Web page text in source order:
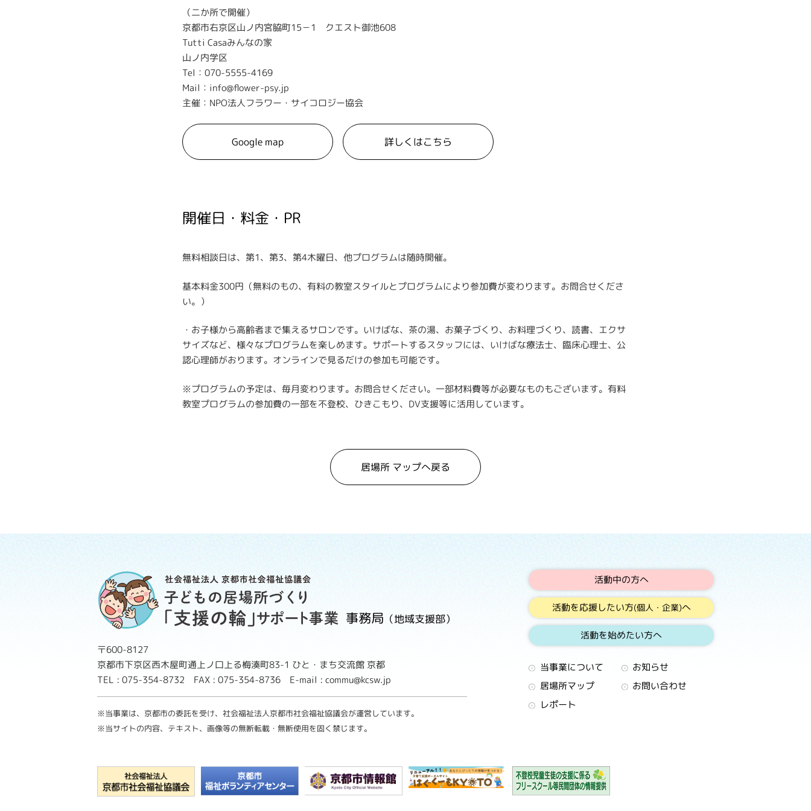
（二か所で開催）
京都市右京区山ノ内宮脇町15－1 クエスト御池608
Tutti Casaみんなの家
山ノ内学区
Tel：070-5555-4169
Mail：info@flower-psy.jp
主催：NPO法人フラワー・サイコロジー協会
Google map 詳しくはこちら
開催日・料金・PR
無料相談日は、第1、第3、第4木曜日、他プログラムは随時開催。
基本料金300円（無料のもの、有料の教室スタイルとプログラムにより参加費が変わります。お問合せくださ
い。）
・お子様から高齢者まで集えるサロンです。いけばな、茶の湯、お菓子づくり、お料理づくり、読書、エクサ
サイズなど、様々なプログラムを楽しめます。サポートするスタッフには、いけばな療法士、臨床心理士、公
認心理師がおります。オンラインで見るだけの参加も可能です。
※プログラムの予定は、毎月変わります。お問合せください。一部材料費等が必要なものもございます。有料
教室プログラムの参加費の一部を不登校、ひきこもり、DV支援等に活用しています。
居場所 マップへ戻る
事務局 （地域支援部）
〒600-8127
京都市下京区西木屋町通上ノ口上る梅湊町83-1 ひと・まち交流館 京都
TEL : 075-354-8732 FAX : 075-354-8736 E-mail : commu@kcsw.jp
※当事業は、京都市の委託を受け、社会福祉法人京都市社会福祉協議会が運営しています。
※当サイトの内容、テキスト、画像等の無断転載・無断使用を固く禁じます。
活動中の方へ
活動を応援したい方(個人・企業)へ
活動を始めたい方へ
当事業について
お知らせ
居場所マップ
お問い合わせ
レポート